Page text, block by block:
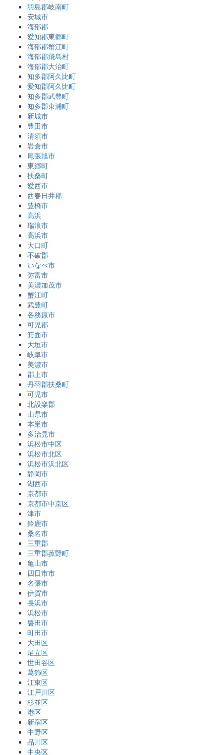
羽島郡岐南町
安城市
海部郡
愛知郡東郷町
海部郡蟹江町
海部郡飛島村
海部郡大治町
知多郡阿久比町
愛知郡阿久比町
知多郡武豊町
知多郡東浦町
新城市
豊田市
清須市
岩倉市
尾張旭市
東郷町
扶桑町
愛西市
西春日井郡
豊橋市
高浜
瑞浪市
高浜市
大口町
不破郡
いなべ市
弥富市
美濃加茂市
蟹江町
武豊町
各務原市
可児郡
箕面市
大垣市
岐阜市
美濃市
郡上市
丹羽郡扶桑町
可児市
北設楽郡
山県市
本巣市
多治見市
浜松市中区
浜松市北区
浜松市浜北区
静岡市
湖西市
京都市
京都市中京区
津市
鈴鹿市
桑名市
三重郡
三重郡菰野町
亀山市
四日市市
名張市
伊賀市
長浜市
浜松市
磐田市
町田市
大田区
足立区
世田谷区
葛飾区
江東区
江戸川区
杉並区
港区
新宿区
中野区
品川区
中央区